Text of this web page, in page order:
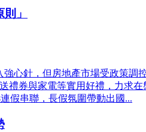
」
心針，但房地產市場受政策
禮券與家電等實用好禮，力求
假串聯，長假氛圍帶動出國...